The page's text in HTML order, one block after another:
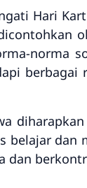
Hari
norma
belajar dan
dan